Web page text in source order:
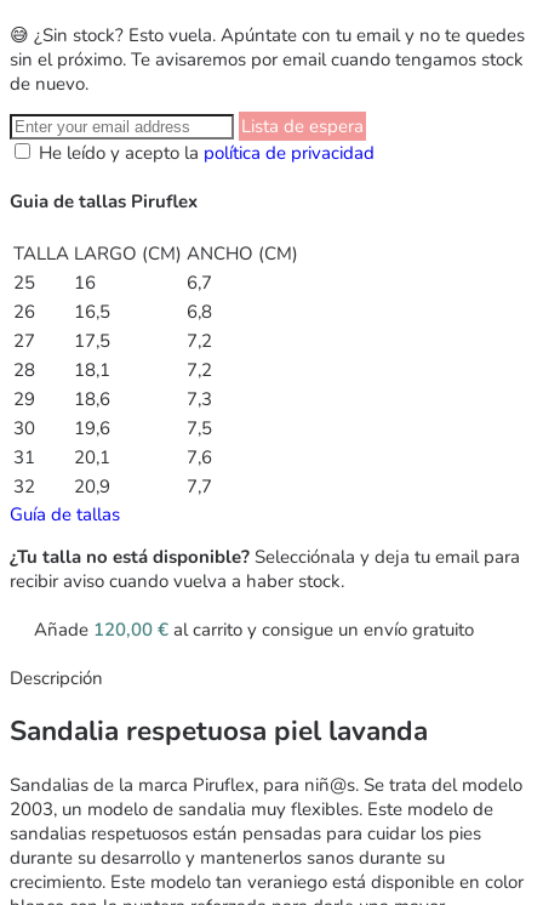
😅 ¿Sin stock? Esto vuela. Apúntate con tu email y no te quedes
sin el próximo. Te avisaremos por email cuando tengamos stock
de nuevo.
Lista de espera
He leído y acepto la política de privacidad
Guia de tallas Piruflex
TALLA LARGO (CM) ANCHO (CM)
25
16
6,7
26
16,5
6,8
27
17,5
7,2
28
18,1
7,2
29
18,6
7,3
30
19,6
7,5
31
20,1
7,6
32
20,9
7,7
Guía de tallas
¿Tu talla no está disponible? Selecciónala y deja tu email para
recibir aviso cuando vuelva a haber stock.
Añade 120,00 € al carrito y consigue un envío gratuito
Descripción
Sandalia respetuosa piel lavanda
Sandalias de la marca Piruflex, para niñ@s. Se trata del modelo
2003, un modelo de sandalia muy flexibles. Este modelo de
sandalias respetuosos están pensadas para cuidar los pies
durante su desarrollo y mantenerlos sanos durante su
crecimiento. Este modelo tan veraniego está disponible en color